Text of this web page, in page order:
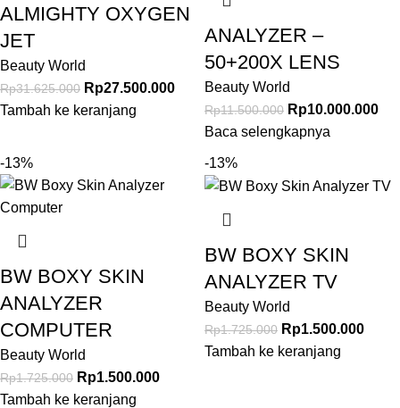
ALMIGHTY OXYGEN
JET
Beauty World
Rp31.625.000 Rp27.500.000
Tambah ke keranjang
ANALYZER –
50+200X LENS
Beauty World
Rp11.500.000 Rp10.000.000
Baca selengkapnya
-13%
BW BOXY SKIN
ANALYZER
COMPUTER
Beauty World
Rp1.725.000 Rp1.500.000
Tambah ke keranjang
-13%
BW BOXY SKIN
ANALYZER TV
Beauty World
Rp1.725.000 Rp1.500.000
Tambah ke keranjang